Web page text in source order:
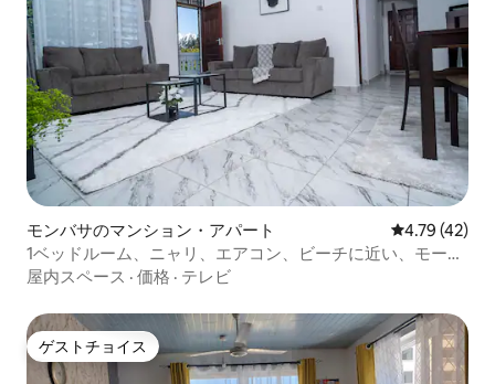
モンバサのマンション・アパート レビュー42
4.79 (42)
1ベッドルーム、ニャリ、エアコン、ビーチに近い、モー
ル、Wi-Fi、温水シャワー、洗濯機
屋内スペース · 価格 · テレビ
ゲストチョイス
ゲストチョイス